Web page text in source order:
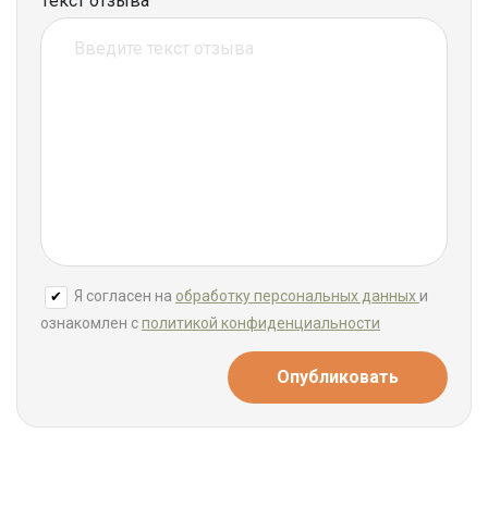
Я согласен на обработку персональных данныхи
ознакомлен сполитикой конфиденциальности
Опубликовать